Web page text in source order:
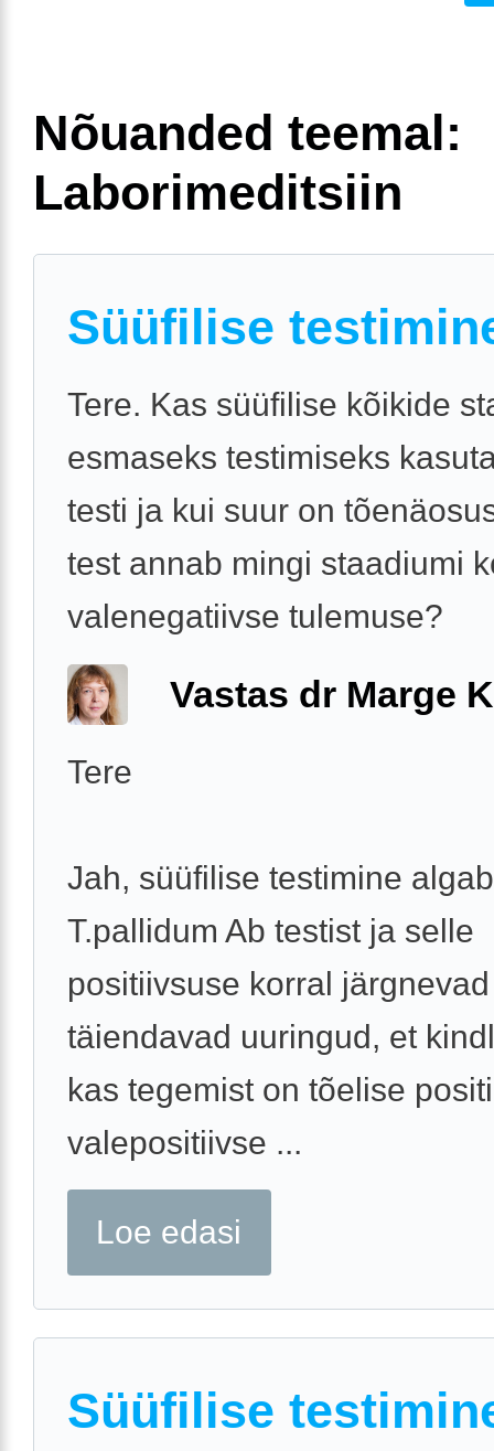
Nõuanded teemal:
Laborimeditsiin
Süüfilise
Tere. Kas süüfilise kõikide
esmaseks testimiseks
testi ja kui suur on
test annab mingi staadiumi
valenegatiivse tulemuse?
Vastas dr Marge
Tere
Jah, süüfilise testimine algab
T.pallidum Ab testist ja selle
positiivsuse korral järgnevad
täiendavad uuringud, et
kas tegemist on tõelise
valepositiivse ...
Loe edasi
Süüfilise